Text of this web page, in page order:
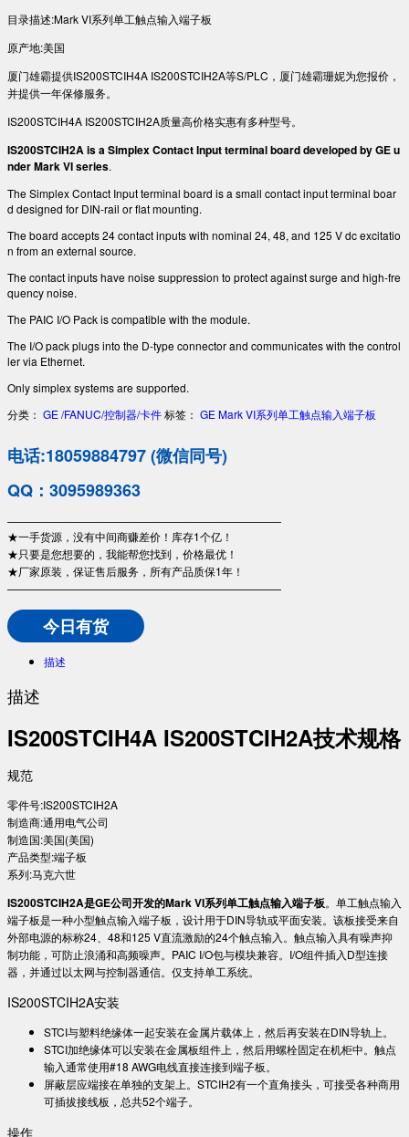
目录描述:Mark VI系列单工触点输入端子板
原产地:美国
厦门雄霸提供IS200STCIH4A IS200STCIH2A等S/PLC，厦门雄霸珊妮为您报价，
并提供一年保修服务。
IS200STCIH4A IS200STCIH2A质量高价格实惠有多种型号。
IS200STCIH2A is a Simplex Contact Input terminal board developed by GE u
nder Mark VI series.
The Simplex Contact Input terminal board is a small contact input terminal boar
d designed for DIN-rail or flat mounting.
The board accepts 24 contact inputs with nominal 24, 48, and 125 V dc excitatio
n from an external source.
The contact inputs have noise suppression to protect against surge and high-fre
quency noise.
The PAIC I/O Pack is compatible with the module.
The I/O pack plugs into the D-type connector and communicates with the control
ler via Ethernet.
Only simplex systems are supported.
分类： GE /FANUC/控制器/卡件标签： GEMark VI系列单工触点输入端子板
电话:18059884797 (微信同号)
QQ：3095989363
—————————————————————————
★一手货源，没有中间商赚差价！库存1个亿！
★只要是您想要的，我能帮您找到，价格最优！
★厂家原装，保证售后服务，所有产品质保1年！
—————————————————————————
今日有货
描述
描述
IS200STCIH4A IS200STCIH2A技术规格
规范
零件号:IS200STCIH2A
制造商:通用电气公司
制造国:美国(美国)
产品类型:端子板
系列:马克六世
IS200STCIH2A是GE公司开发的Mark VI系列单工触点输入端子板。单工触点输入
端子板是一种小型触点输入端子板，设计用于DIN导轨或平面安装。该板接受来自
外部电源的标称24、48和125 V直流激励的24个触点输入。触点输入具有噪声抑
制功能，可防止浪涌和高频噪声。PAIC I/O包与模块兼容。I/O组件插入D型连接
器，并通过以太网与控制器通信。仅支持单工系统。
IS200STCIH2A安装
STCI与塑料绝缘体一起安装在金属片载体上，然后再安装在DIN导轨上。
STCI加绝缘体可以安装在金属板组件上，然后用螺栓固定在机柜中。触点
输入通常使用#18 AWG电线直接连接到端子板。
屏蔽层应端接在单独的支架上。STCIH2有一个直角接头，可接受各种商用
可插拔接线板，总共52个端子。
操作